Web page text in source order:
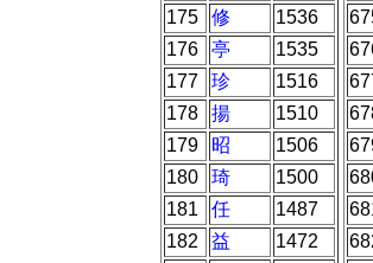
175
修
1536
176
亭
1535
177
珍
1516
178
揚
1510
179
昭
1506
180
琦
1500
181
任
1487
182
益
1472